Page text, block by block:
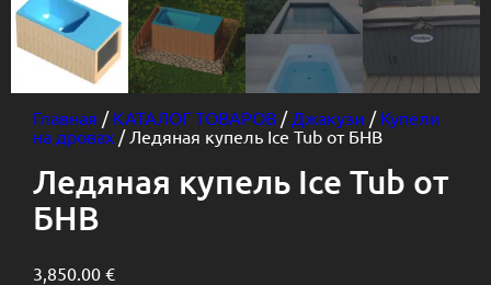
Главная / КАТАЛОГ ТОВАРОВ / Джакузи / Купели
на дровах / Ледяная купель Ice Tub от БНВ
Ледяная купель Ice Tub от
БНВ
3,850.00 €